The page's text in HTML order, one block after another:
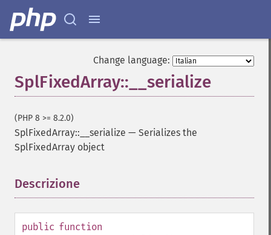
Change language:
SplFixedArray::__serialize
(PHP 8 >= 8.2.0)
SplFixedArray::__serialize — Serializes the
SplFixedArray object
Descrizione
public function